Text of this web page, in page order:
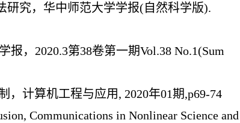
研究，华中师范大学学报(自然科学版).
，2020.3第38卷第一期Vol.38 No.1(Sum
计算机工程与应用, 2020年01期,p69-74
Communications in Nonlinear Science and